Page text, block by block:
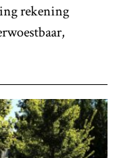
rekening